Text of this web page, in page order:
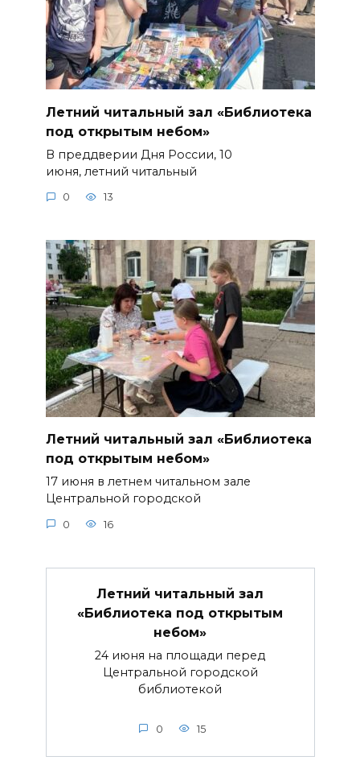
Летний читальный зал «Библиотека
под открытым небом»
В преддверии Дня России, 10
июня, летний читальный
0 13
Летний читальный зал «Библиотека
под открытым небом»
17 июня в летнем читальном зале
Центральной городской
0 16
Летний читальный зал
«Библиотека под открытым
небом»
24 июня на площади перед
Центральной городской
библиотекой
0 15